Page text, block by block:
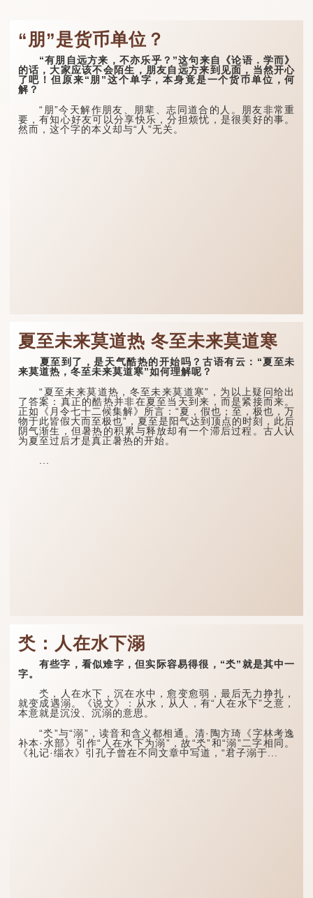
“朋”是货币单位？
“有朋自远方来，不亦乐乎？”这句来自《论语．学而》
的话，大家应该不会陌生，朋友自远方来到见面，当然开心
了吧！但原来“朋”这个单字，本身竟是一个货币单位，何
解？
“朋”今天解作朋友、朋辈、志同道合的人。朋友非常重
要，有知心好友可以分享快乐，分担烦忧，是很美好的事。
然而，这个字的本义却与“人”无关。
夏至未来莫道热 冬至未来莫道寒
夏至到了，是天气酷热的开始吗？古语有云：“夏至未
来莫道热，冬至未来莫道寒”如何理解呢？
“夏至未来莫道热，冬至未来莫道寒”，为以上疑问给出
了答案：真正的酷热并非在夏至当天到来，而是紧接而来。
正如《月令七十二候集解》所言：“夏，假也；至，极也，万
物于此皆假大而至极也”，夏至是阳气达到顶点的时刻，此后
阴气渐生，但暑热的积累与释放却有一个滞后过程。古人认
为夏至过后才是真正暑热的开始。
...
氼：人在水下溺
有些字，看似难字，但实际容易得很，“氼”就是其中一
字。
氼，人在水下，沉在水中，愈变愈弱，最后无力挣扎，
就变成遇溺。《说文》：从水，从人，有“人在水下”之意，
本意就是沉没、沉溺的意思。
“氼”与“溺”，读音和含义都相通。清·陶方琦《字林考逸
补本·水部》引作“人在水下为溺”，故“氼”和“溺”二字相同。
《礼记·缁衣》引孔子曾在不同文章中写道，“君子溺于...